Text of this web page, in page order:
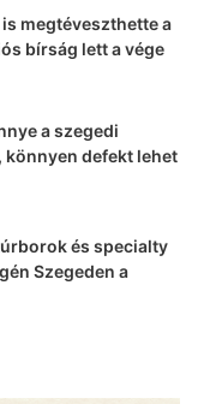
megtéveszthette a
bírság lett a vége
a szegedi
defekt lehet
és specialty
Szegeden a